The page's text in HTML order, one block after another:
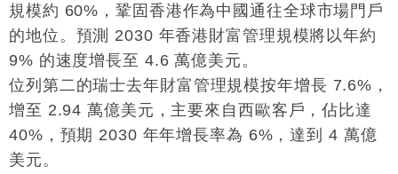
11:40
財經｜黑石傳再籌逾360億美元 支援Anthropic租用
Google晶片
10:57
財經｜美商務部擬擴大金屬關稅範圍 14類產品或加徵
25%
18:15
本地｜新世界K11 9月升級會員制度 增鉑金卡級別鎖
定高消費客群
17:40
財經｜本港6月零售額連升14個月 珠寶鐘錶銷售升勢
規模約 60%，鞏固香港作為中國通往全球市場門戶
的地位。預測 2030 年香港財富管理規模將以年約
9% 的速度增長至 4.6 萬億美元。
位列第二的瑞士去年財富管理規模按年增長 7.6%，
增至 2.94 萬億美元，主要來自西歐客戶，佔比達
40%，預期 2030 年年增長率為 6%，達到 4 萬億
美元。